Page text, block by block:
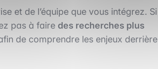
et de l’équipe que vous intégrez. Si
pas à faire des recherches plus
de comprendre les enjeux derrière